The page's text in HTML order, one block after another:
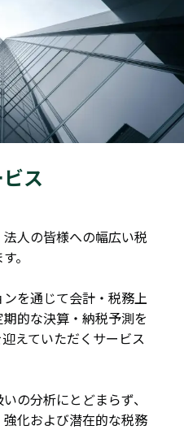
ス
人の皆様への幅広い税
。
を通じて会計・税務上
的な決算・納税予測を
えていただくサービス
の分析にとどまらず、
化および潜在的な税務